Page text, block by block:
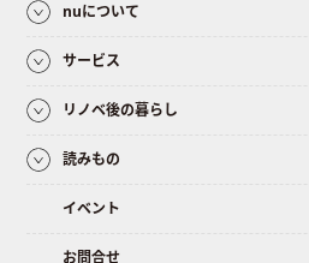
nuについて
サービス
リノベ後の暮らし
読みもの
イベント
お問合せ